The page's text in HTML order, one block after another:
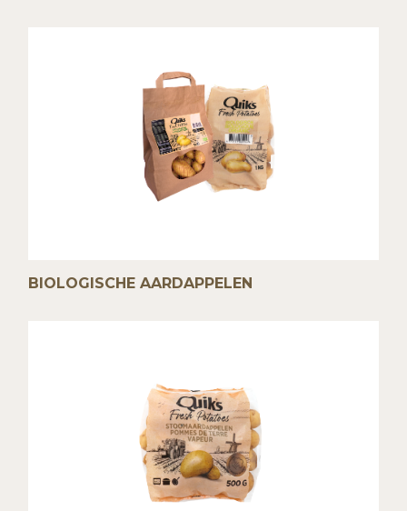
BIOLOGISCHE AARDAPPELEN